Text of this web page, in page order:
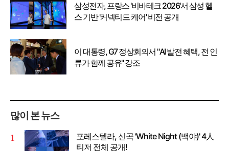
삼성전자, 프랑스 '비바테크 2026'서 삼성 헬
스 기반 '커넥티드 케어' 비전 공개
이 대통령, G7 정상회의서 "AI 발전 혜택, 전 인
류가 함께 공유" 강조
많이 본 뉴스
포레스텔라, 신곡 'White Night (백야)' 4人
티저 전체 공개!